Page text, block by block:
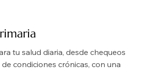
tu salud diaria, desde chequeos
condiciones crónicas, con una